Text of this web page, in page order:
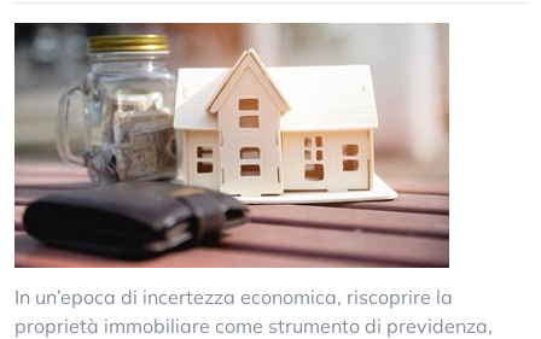
In un’epoca di incertezza economica, riscoprire la
proprietà immobiliare come strumento di previdenza,